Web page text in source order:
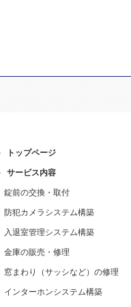
トップページ
サービス内容
錠前の交換・取付
防犯カメラシステム構築
入退室管理システム構築
金庫の販売・修理
窓まわり（サッシなど）の修理
インターホンシステム構築